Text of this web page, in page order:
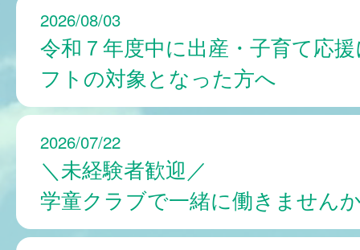
2026/08/03
令和７年度中に出産・子育て応
フトの対象となった方へ
2026/07/22
＼未経験者歓迎／
学童クラブで一緒に働きません